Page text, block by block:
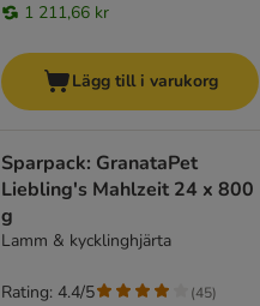
1 211,66 kr
Lägg till i varukorg
Sparpack: GranataPet
Liebling's Mahlzeit 24 x 800
g
Lamm & kycklinghjärta
Rating: 4.4/5 (45)